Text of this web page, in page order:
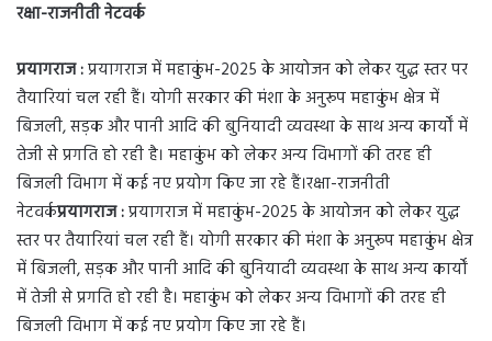
रक्षा-राजनीती नेटवर्क
प्रयागराज :प्रयागराज में महाकुंभ-2025 के आयोजन को लेकर युद्ध स्तर पर
तैयारियां चल रही हैं। योगी सरकार की मंशा के अनुरूप महाकुंभ क्षेत्र में
बिजली, सड़क और पानी आदि की बुनियादी व्यवस्था के साथ अन्य कार्यों में
तेजी से प्रगति हो रही है। महाकुंभ को लेकर अन्य विभागों की तरह ही
बिजली विभाग में कई नए प्रयोग किए जा रहे हैं।रक्षा-राजनीती
नेटवर्कप्रयागराज :प्रयागराज में महाकुंभ-2025 के आयोजन को लेकर युद्ध
स्तर पर तैयारियां चल रही हैं। योगी सरकार की मंशा के अनुरूप महाकुंभ क्षेत्र
में बिजली, सड़क और पानी आदि की बुनियादी व्यवस्था के साथ अन्य कार्यों
में तेजी से प्रगति हो रही है। महाकुंभ को लेकर अन्य विभागों की तरह ही
बिजली विभाग में कई नए प्रयोग किए जा रहे हैं।